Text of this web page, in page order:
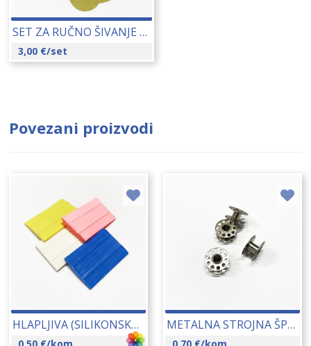
SET ZA RUČNO ŠIVANJE (KOŠARICE) 01174
3,00 €/set
Povezani proizvodi
HLAPLJIVA (SILIKONSKA) KROJAČKA KREDA 09271
0,50 €/kom
METALNA STROJNA ŠPULICA 09493
0,70 €/kom